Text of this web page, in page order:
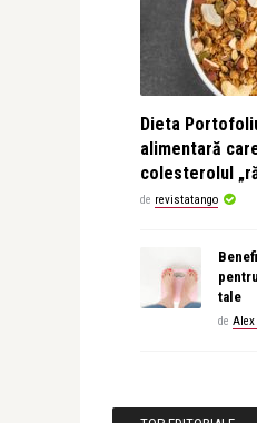
Dieta
alimentară
colesterolul
de revistatango
tale
de Alex